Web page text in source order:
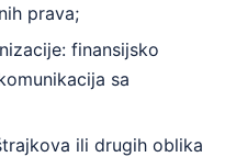
prava;
finansijsko
sa
ili drugih oblika